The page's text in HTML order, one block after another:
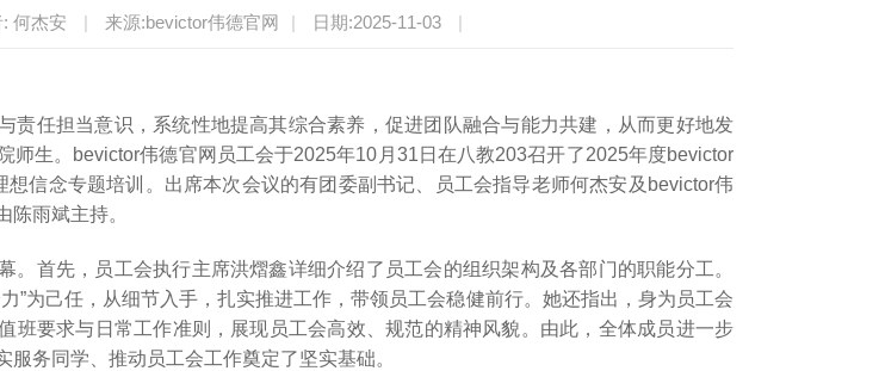
何杰安 | 来源:bevictor伟德官网 | 日期:2025-11-03 |
责任担当意识，系统性地提高其综合素养，促进团队融合与能力共建，从而更好地发
师生。bevictor伟德官网员工会于2025年10月31日在八教203召开了2025年度bevictor
信念专题培训。出席本次会议的有团委副书记、员工会指导老师何杰安及bevictor伟
陈雨斌主持。
。首先，员工会执行主席洪熠鑫详细介绍了员工会的组织架构及各部门的职能分工。
”为己任，从细节入手，扎实推进工作，带领员工会稳健前行。她还指出，身为员工会
班要求与日常工作准则，展现员工会高效、规范的精神风貌。由此，全体成员进一步
务同学、推动员工会工作奠定了坚实基础。